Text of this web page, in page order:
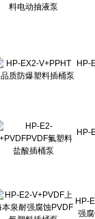
HP-
HP-
HP-
强